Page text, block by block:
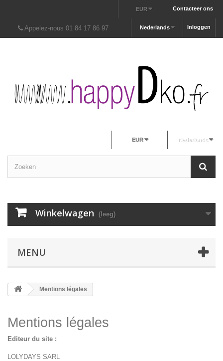
Contacteer ons
EUR
Appelez-nous 01 84 17 86 97 Inloggen
Nederlands
Nederlands
EUR
Winkelwagen (leeg)
MENU
Mentions légales
Mentions légales
Editeur du site :
LOLYDAYS SARL